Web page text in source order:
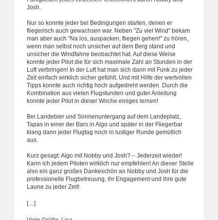
Josh.
Nur so konnte jeder bei Bedingungen starten, denen er
fliegerisch auch gewachsen war. Neben "Zu viel Wind" bekam
man aber auch "Na los, auspacken, fliegen gehen!" zu hören,
wenn man selbst noch unsicher auf dem Berg stand und
unsicher die Windfahne beobachtet hat. Auf diese Weise
konnte jeder Pilot die für sich maximale Zahl an Stunden in der
Luft verbringen! In der Luft hat man sich dann mit Funk zu jeder
Zeit einfach wirklich sicher gefühlt. Und mit Hilfe der wertvollen
Tipps konnte auch richtig hoch aufgedreht werden. Durch die
Kombination aus vielen Flugstunden und guter Anleitung
konnte jeder Pilot in dieser Woche einiges lernen!
Bei Landebier und Sonnenuntergang auf dem Landeplatz,
Tapas in einer der Bars in Algo und später in der Fliegerbar
klang dann jeder Flugtag noch in lustiger Runde gemütlich
aus.
Kurz gesagt: Algo mit Nobby und Josh? – Jederzeit wieder!
Kann ich jedem Piloten wirklich nur empfehlen! An dieser Stelle
also ein ganz großes Dankeschön an Nobby und Josh für die
professionelle Flugbetreuung, ihr Engagement und ihre gute
Laune zu jeder Zeit!
[…]